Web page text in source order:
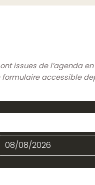
issues de l’agenda
accessible